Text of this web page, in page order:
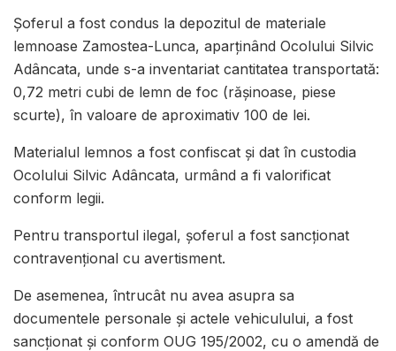
Șoferul a fost condus la depozitul de materiale
lemnoase Zamostea-Lunca, aparținând Ocolului Silvic
Adâncata, unde s-a inventariat cantitatea transportată:
0,72 metri cubi de lemn de foc (rășinoase, piese
scurte), în valoare de aproximativ 100 de lei.
Materialul lemnos a fost confiscat și dat în custodia
Ocolului Silvic Adâncata, urmând a fi valorificat
conform legii.
Pentru transportul ilegal, șoferul a fost sancționat
contravențional cu avertisment.
De asemenea, întrucât nu avea asupra sa
documentele personale și actele vehiculului, a fost
sancționat și conform OUG 195/2002, cu o amendă de